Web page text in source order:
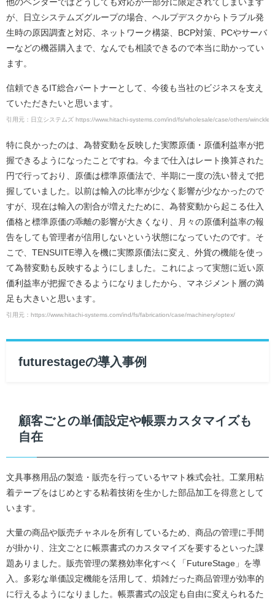
が、日立システムズグループの場合、ヘルプデスクからトラブル発
生時の原因調査と対応、ネットワーク構築、BCP対策、PCやサーバ
ーなどの機器購入まで、なんでも相談できるので本当に助かってい
ます。
信頼できるIT総合パートナーとして、今後も当社のビジネスを支え
ていただきたいと思います。
引用元：日立システムズ https://www.hitachi-systems.com/ind/fs/wholesale/case/others/winckler/
特に良かったのは、為替変動を反映した実際原価・原価利益率が把
握できるようになったことですね。今まで仕入はレート換算された
円で行っており、原価は標準原価法で、半期に一度の洗い替えで把
握していました。以前は輸入の比率が少なく影響が少なかったので
すが、現在は輸入の割合が増えたために、為替変動から起こる仕入
価格と標準原価の乖離の影響が大きくなり、月々の原価利益率の報
告をしても管理者が信用しないという状態になっていたのです。そ
こで、TENSUITE導入を機に実際原価法に変え、外貨の機能を使っ
て為替変動も反映するようにしました。これによって実態に近い原
価利益率が把握できるようになりましたから、マネジメント層の満
足も大きいと思います。
引用元：https://www.hitachi-systems.com/ind/fs/fabrication/case/machinery/optex/
futurestageの導入事例
顧客ごとの単価設定や帳票カスタマイズも
自在
文具事務用品の製造・販売を行っているヤマト株式会社。工業用粘
着テープをはじめとする粘着技術を生かした部品加工を得意として
います。
大量の商品や販売チャネルを所有しているため、商品の管理に手間
が掛かり、注文ごとに帳票書式のカスタマイズを要するといった課
題ありました。販売管理の業務効率化すべく「FutureStage」を導
入。多彩な単価設定機能を活用して、煩雑だった商品管理が効率的
に行えるようになりました。帳票書式の設定も自由に変えられるた